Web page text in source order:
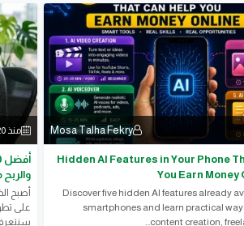
Mosa Talha Fekry
5 Hidden AI Features in Your Phone
You Earn Money
Discover five hidden AI features already
smartphones and learn practical
content creation,
منذ 20 ساعة
والربح
أصبح
على